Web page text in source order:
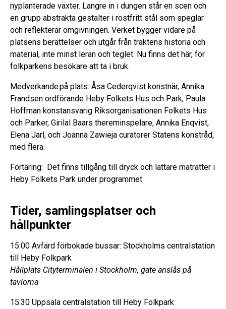
nyplanterade växter. Längre in i dungen står en scen och
en grupp abstrakta gestalter i rostfritt stål som speglar
och reflekterar omgivningen. Verket bygger vidare på
platsens berättelser och utgår från traktens historia och
material, inte minst leran och teglet. Nu finns det här, för
folkparkens besökare att ta i bruk.
Medverkandepå plats: Åsa Cederqvist konstnär, Annika
Frandsen ordförande Heby Folkets Hus och Park, Paula
Hoffman konstansvarig Riksorganisationen Folkets Hus
och Parker, Girilal Baars thereminspelare, Annika Enqvist,
Elena Jarl, och Joanna Zawieja curatorer Statens konstråd,
med flera.
Förtäring: Det finns tillgång till dryck och lättare maträtter i
Heby Folkets Park under programmet.
Tider, samlingsplatser och
hållpunkter
15:00 Avfärd förbokade bussar: Stockholms centralstation
till Heby Folkpark
Hållplats Cityterminalen i Stockholm, gate anslås på
tavlorna
15:30 Uppsala centralstation till Heby Folkpark